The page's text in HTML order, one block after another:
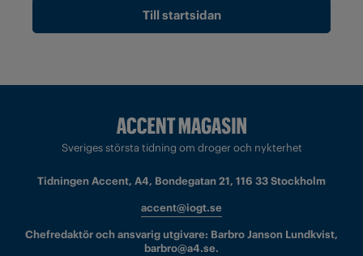
Till startsidan
Sveriges största tidning om droger och nykterhet
Tidningen Accent, A4, Bondegatan 21, 116 33 Stockholm
accent@iogt.se
Chefredaktör och ansvarig utgivare: Barbro Janson Lundkvist,
barbro@a4.se.